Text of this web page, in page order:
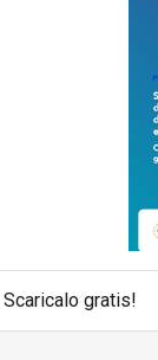
Scaricalo gratis!